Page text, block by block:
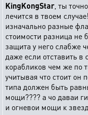
KingKongStar , ты
лечится в твоем
изначально разные
стоимости разница не
защита у него слабже
даже если отставить в
корабликов чем же по
учитывая что стоит он
типа должен быть
мощи???? а чо даваи
и огневои мощи к